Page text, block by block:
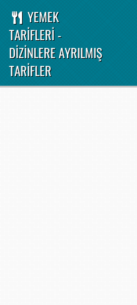
YEMEK
TARİFLERİ -
DİZİNLERE AYRILMIŞ
TARİFLER